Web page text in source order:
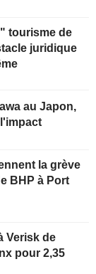
tourisme de
juridique
au Japon,
la grève
BHP à Port
Verisk de
pour 2,35